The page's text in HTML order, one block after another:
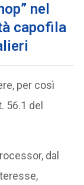
nel
capofila
per così
56.1 del
dal